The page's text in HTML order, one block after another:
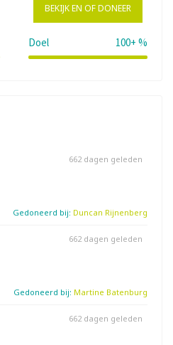
BEKIJK EN OF DONEER
Doel 100+ %
662 dagen geleden
Gedoneerd bij: Duncan Rijnenberg
662 dagen geleden
Gedoneerd bij: Martine Batenburg
662 dagen geleden